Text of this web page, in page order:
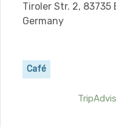
Tiroler Str. 2, 83735
Germany
Café